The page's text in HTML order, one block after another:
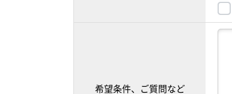
希望条件、ご質問など